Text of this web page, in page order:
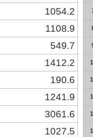
1054.2
1108.9
549.7
1412.2
190.6
1241.9
3061.6
1027.5